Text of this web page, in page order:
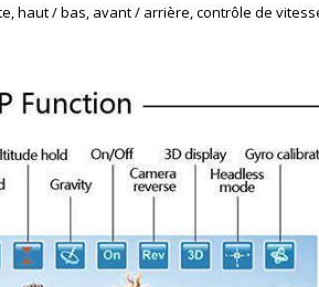
haut / bas, avant / arrière, contrôle de